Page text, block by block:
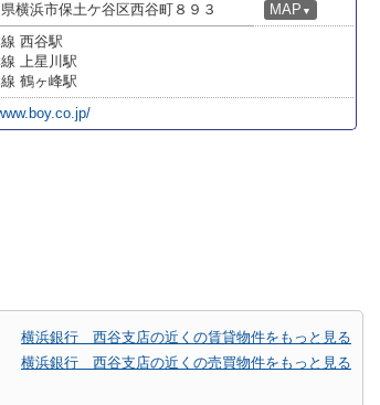
横浜市保土ケ谷区西谷町８９３ MAP ▼
西谷駅
上星川駅
鶴ヶ峰駅
横浜銀行 西谷支店の近くの賃貸物件をもっと見る
横浜銀行 西谷支店の近くの売買物件をもっと見る